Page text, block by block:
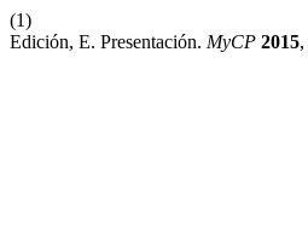
(1)
Edición, E. Presentación. MyCP 2015,